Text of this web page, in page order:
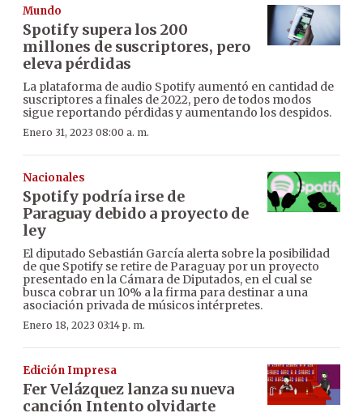
Mundo
Spotify supera los 200
millones de suscriptores, pero
eleva pérdidas
La plataforma de audio Spotify aumentó en cantidad de
suscriptores a finales de 2022, pero de todos modos
sigue reportando pérdidas y aumentando los despidos.
Enero 31, 2023 08:00 a. m.
Nacionales
Spotify podría irse de
Paraguay debido a proyecto de
ley
El diputado Sebastián García alerta sobre la posibilidad
de que Spotify se retire de Paraguay por un proyecto
presentado en la Cámara de Diputados, en el cual se
busca cobrar un 10% a la firma para destinar a una
asociación privada de músicos intérpretes.
Enero 18, 2023 03:14 p. m.
Edición Impresa
Fer Velázquez lanza su nueva
canción Intento olvidarte